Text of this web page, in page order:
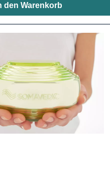
den Warenkorb